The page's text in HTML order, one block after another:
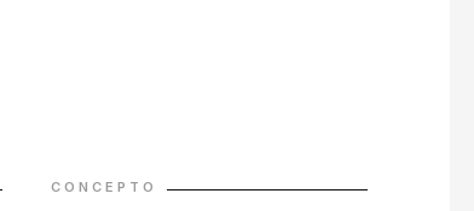
CONCEPTO